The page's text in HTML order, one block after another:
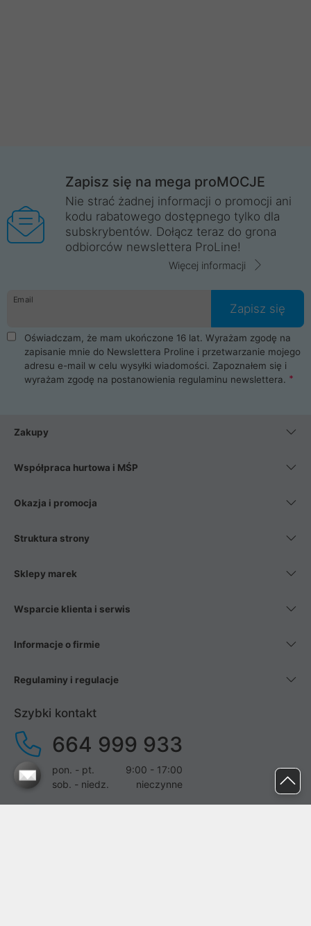
Zapisz się na mega proMOCJE
Nie strać żadnej informacji o promocji ani
kodu rabatowego dostępnego tylko dla
subskrybentów. Dołącz teraz do grona
odbiorców newslettera ProLine!
Więcej informacji
Email
Zapisz się
Oświadczam, że mam ukończone 16 lat. Wyrażam zgodę na
zapisanie mnie do Newslettera Proline i przetwarzanie mojego
adresu e-mail w celu wysyłki wiadomości. Zapoznałem się i
wyrażam zgodę na postanowienia regulaminu newslettera.
Zakupy
Współpraca hurtowa i MŚP
Okazja i promocja
Struktura strony
Sklepy marek
Wsparcie klienta i serwis
Informacje o firmie
Regulaminy i regulacje
Szybki kontakt
664 999 933
pon. - pt.
9:00 - 17:00
sob. - niedz.
nieczynne